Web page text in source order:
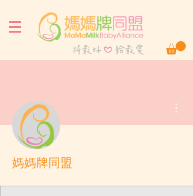
媽媽牌同盟